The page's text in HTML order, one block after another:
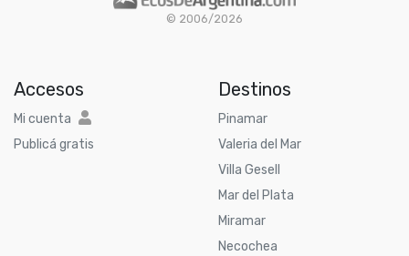
© 2006/2026
Accesos
Mi cuenta
Publicá gratis
Destinos
Pinamar
Valeria del Mar
Villa Gesell
Mar del Plata
Miramar
Necochea